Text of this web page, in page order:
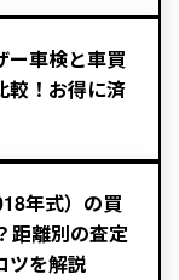
ー車検と車買
較！お得に済
年式）の買
距離別の査定
ツを解説